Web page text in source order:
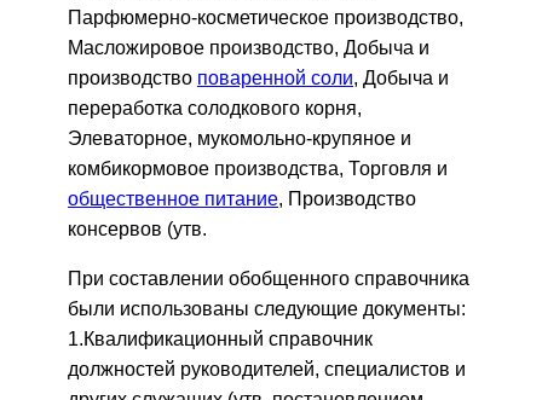
Парфюмерно-косметическое производство,
Масложировое производство, Добыча и
производство поваренной соли, Добыча и
переработка солодкового корня,
Элеваторное, мукомольно-крупяное и
комбикормовое производства, Торговля и
общественное питание, Производство
консервов (утв.
При составлении обобщенного справочника
были использованы следующие документы:
1.Квалификационный справочник
должностей руководителей, специалистов и